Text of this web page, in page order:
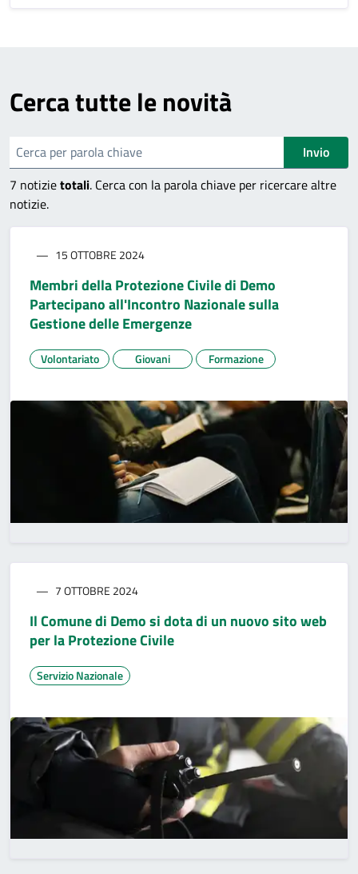
Cerca tutte le novità
cerca
Invio
7 notizietotali. Cerca con la parola chiave per ricercare altre
notizie.
15 OTTOBRE 2024
Membri della Protezione Civile di Demo
Partecipano all'Incontro Nazionale sulla
Gestione delle Emergenze
Volontariato Giovani Formazione
7 OTTOBRE 2024
Il Comune di Demo si dota di un nuovo sito web
per la Protezione Civile
Servizio Nazionale